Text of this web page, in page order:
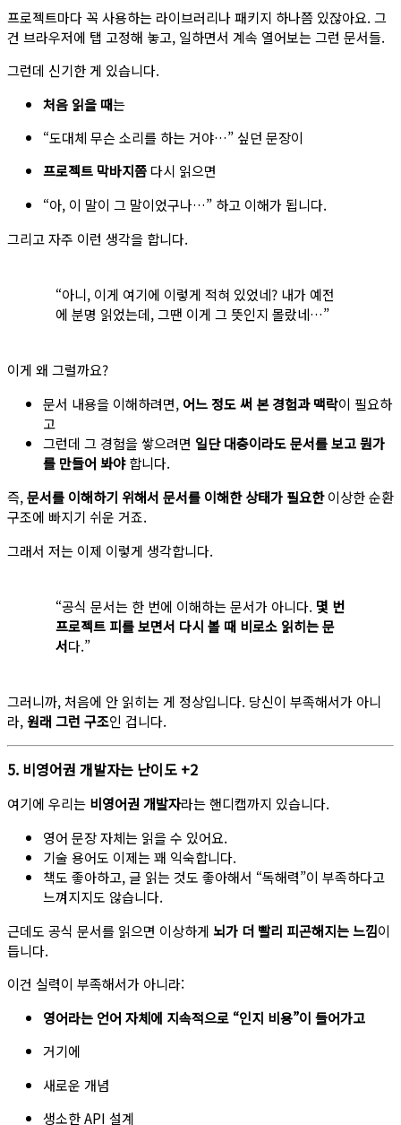
프로젝트마다 꼭 사용하는 라이브러리나 패키지 하나쯤 있잖아요. 그
건 브라우저에 탭 고정해 놓고, 일하면서 계속 열어보는 그런 문서들.
그런데 신기한 게 있습니다.
처음 읽을 때는
“도대체 무슨 소리를 하는 거야…” 싶던 문장이
프로젝트 막바지쯤 다시 읽으면
“아, 이 말이 그 말이었구나…” 하고 이해가 됩니다.
그리고 자주 이런 생각을 합니다.
“아니, 이게 여기에 이렇게 적혀 있었네? 내가 예전
에 분명 읽었는데, 그땐 이게 그 뜻인지 몰랐네…”
이게 왜 그럴까요?
문서 내용을 이해하려면, 어느 정도 써 본 경험과 맥락이 필요하
고
그런데 그 경험을 쌓으려면 일단 대충이라도 문서를 보고 뭔가
를 만들어 봐야합니다.
즉,문서를 이해하기 위해서 문서를 이해한 상태가 필요한이상한 순환
구조에 빠지기 쉬운 거죠.
그래서 저는 이제 이렇게 생각합니다.
“공식 문서는 한 번에 이해하는 문서가 아니다. 몇 번
프로젝트 피를 보면서 다시 볼 때 비로소 읽히는 문
서다.”
그러니까, 처음에 안 읽히는 게 정상입니다. 당신이 부족해서가 아니
라,원래 그런 구조인 겁니다.
5. 비영어권 개발자는 난이도 +2
여기에 우리는 비영어권 개발자라는 핸디캡까지 있습니다.
영어 문장 자체는 읽을 수 있어요.
기술 용어도 이제는 꽤 익숙합니다.
책도 좋아하고, 글 읽는 것도 좋아해서 “독해력”이 부족하다고
느껴지지도 않습니다.
근데도 공식 문서를 읽으면 이상하게 뇌가 더 빨리 피곤해지는 느낌이
듭니다.
이건 실력이 부족해서가 아니라:
영어라는 언어 자체에 지속적으로 “인지 비용”이 들어가고
거기에
새로운 개념
생소한 API 설계